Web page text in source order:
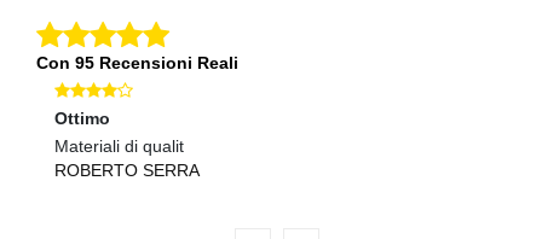
Con 95 Recensioni Reali
Ottimo
Materiali di qualit
ROBERTO SERRA